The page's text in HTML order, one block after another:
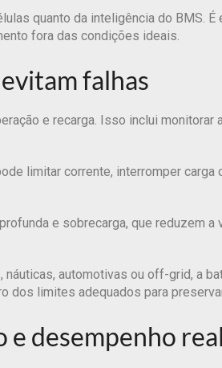
quanto da inteligência do BMS.
fora das condições ideais.
falhas
e recarga. Isso inclui monitorar
limitar corrente, interromper
e sobrecarga, que reduzem
automotivas ou off-grid, a
dos limites adequados para
e desempenho real